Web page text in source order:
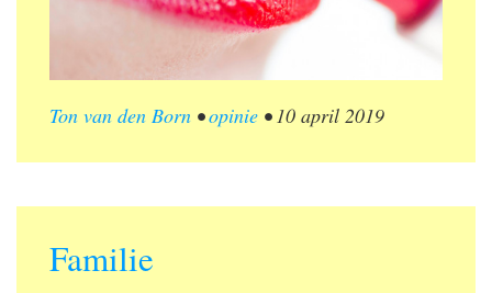
Ton van den Born •opinie • 10 april 2019
Familie